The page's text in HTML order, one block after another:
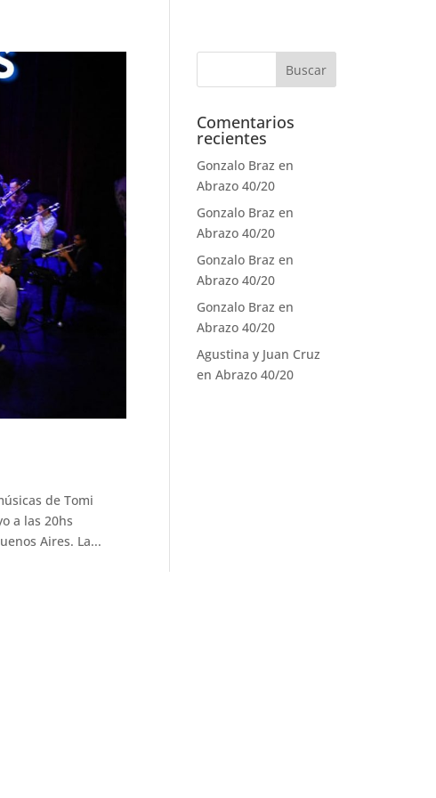
de Tomi
a las 20hs
Aires. La...
Comentarios
recientes
Gonzalo Braz en
Abrazo 40/20
Gonzalo Braz en
Abrazo 40/20
Gonzalo Braz en
Abrazo 40/20
Gonzalo Braz en
Abrazo 40/20
Agustina y Juan Cruz
enAbrazo 40/20